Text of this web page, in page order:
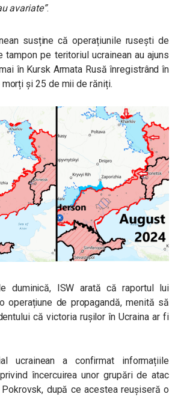
avariate”.
susține că operațiunile rusești de
tampon pe teritoriul ucrainean au ajuns
în Kursk Armata Rusă înregistrând în
și 25 de mii de răniți.
duminică, ISW arată că raportul lui
operațiune de propagandă, menită să
că victoria rușilor în Ucraina ar fi
ucrainean a confirmat informațiile
încercuirea unor grupări de atac
după ce acestea reușiseră o